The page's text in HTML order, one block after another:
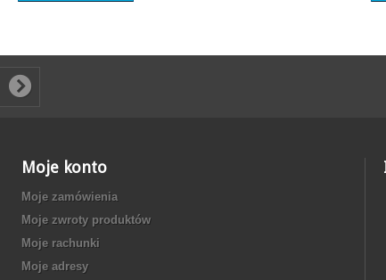
Moje konto
Moje zamówienia
Moje zwroty produktów
Moje rachunki
Moje adresy